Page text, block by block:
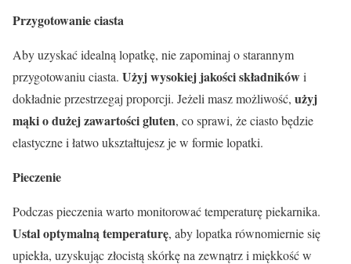
Przygotowanie ciasta
Aby uzyskać idealną lopatkę, nie zapominaj o starannym
przygotowaniu ciasta. Użyj wysokiej jakości składnikówi
dokładnie przestrzegaj proporcji. Jeżeli masz możliwość, użyj
mąki o dużej zawartości gluten, co sprawi, że ciasto będzie
elastyczne i łatwo ukształtujesz je w formie lopatki.
Pieczenie
Podczas pieczenia warto monitorować temperaturę piekarnika.
Ustal optymalną temperaturę, aby lopatka równomiernie się
upiekła, uzyskując złocistą skórkę na zewnątrz i miękkość w